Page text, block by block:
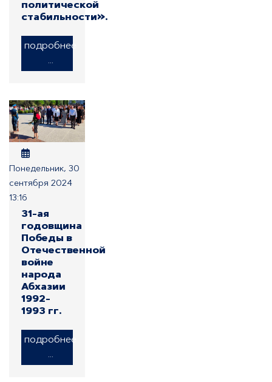
политической
стабильности».
подробнее
...
Понедельник, 30
сентября 2024
13:16
31-ая
годовщина
Победы в
Отечественной
войне
народа
Абхазии
1992-
1993 гг.
подробнее
...